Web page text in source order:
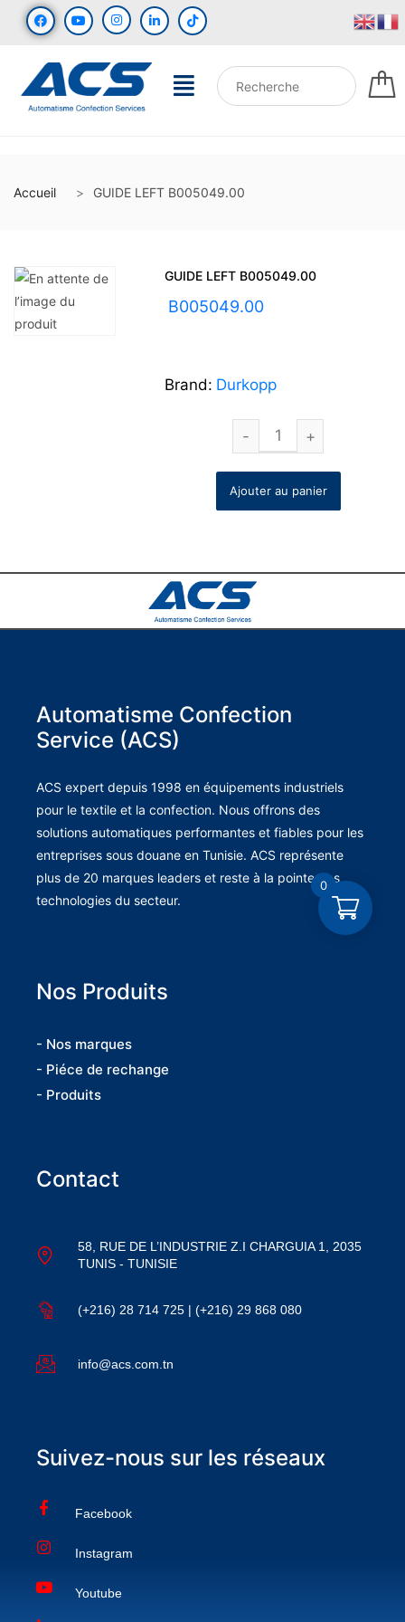
Accueil GUIDE LEFT B005049.00
GUIDE LEFT B005049.00
B005049.00
Brand: Durkopp
Ajouter au panier
Automatisme Confection
Service (ACS)
ACS expert depuis 1998 en équipements industriels
pour le textile et la confection. Nous offrons des
solutions automatiques performantes et fiables pour les
entreprises sous douane en Tunisie. ACS représente
plus de 20 marques leaders et reste à la pointe des
technologies du secteur.
Nos Produits
- Nos marques
- Piéce de rechange
- Produits
Contact
58, RUE DE L’INDUSTRIE Z.I CHARGUIA 1, 2035
TUNIS - TUNISIE
(+216) 28 714 725 | (+216) 29 868 080
info@acs.com.tn
Suivez-nous sur les réseaux
Facebook
Instagram
Youtube
0